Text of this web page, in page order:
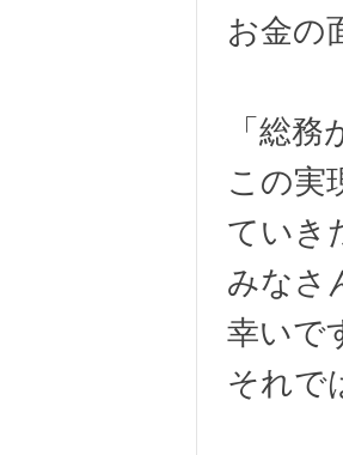
お金の
「総
この実
ていき
みなさ
幸いで
それで